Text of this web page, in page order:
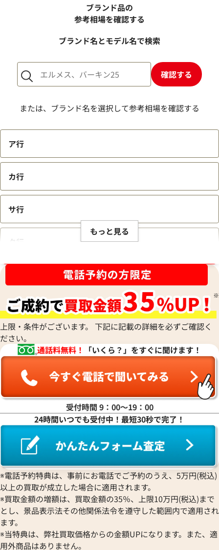
売却するか悩んでいるのですが、査定だけお願いできます
1点からでも査定できますか？
ブランド品の
参考相場を確認する
ブランド名とモデル名で検索
確認する
または、ブランド名を選択して参考相場を確認する
ア行
カ行
サ行
タ行
ハ行
マ行
ヤ行
ワ行
もっと見る
上限・条件がございます。 下記に記載の詳細を必ずご確認く
ださい。
通話料無料！
「いくら？」をすぐに聞けます！
受付時間 9：00〜19：00
24時間いつでも受付中！最短30秒で完了！
※電話予約特典は、事前にお電話でご予約のうえ、5万円(税込)
以上の買取が成立した場合に適用されます。
※買取金額の増額は、買取金額の35％、上限10万円(税込)まで
とし、景品表示法その他関係法令を遵守した範囲内で適用され
ます。
※当特典は、弊社買取価格からの金額UPになります。また、適
用外商品はありません。